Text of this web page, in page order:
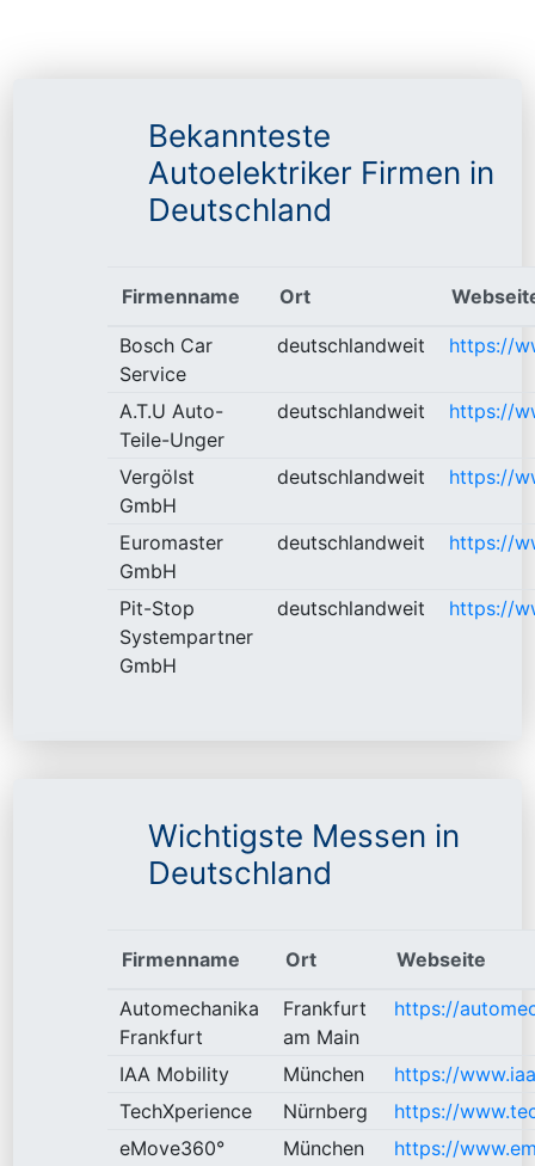
Bekannteste
Autoelektriker Firmen in
Deutschland
Firmenname Ort
Bosch Car
Service
deutschlandweit https://
A.T.U Auto-
Teile-Unger
deutschlandweit https://
Vergölst
GmbH
deutschlandweit https://
Euromaster
GmbH
deutschlandweit https://
Pit-Stop
Systempartner
GmbH
deutschlandweit https://
Wichtigste Messen in
Deutschland
Firmenname Ort Webseite
Automechanika
Frankfurt
Frankfurt
am Main
https://
IAA Mobility München
https://
TechXperience
Nürnberg
https://
eMove360°
München https://